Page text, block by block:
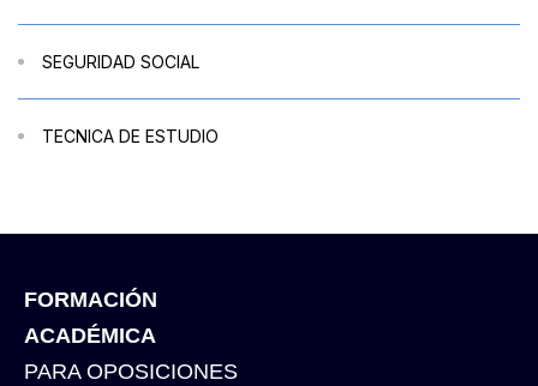
SEGURIDAD SOCIAL
TECNICA DE ESTUDIO
FORMACIÓN
ACADÉMICA
PARA OPOSICIONES